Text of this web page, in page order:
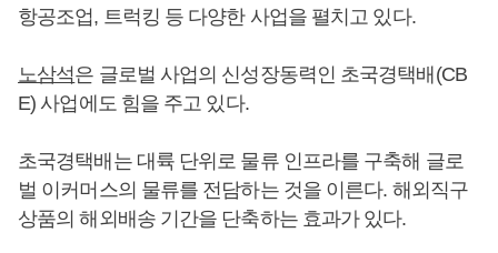
항공조업, 트럭킹 등 다양한 사업을 펼치고 있다.
노삼석은 글로벌 사업의 신성장동력인 초국경택배(CB
E) 사업에도 힘을 주고 있다.
초국경택배는 대륙 단위로 물류 인프라를 구축해 글로
벌 이커머스의 물류를 전담하는 것을 이른다. 해외직구
상품의 해외배송 기간을 단축하는 효과가 있다.